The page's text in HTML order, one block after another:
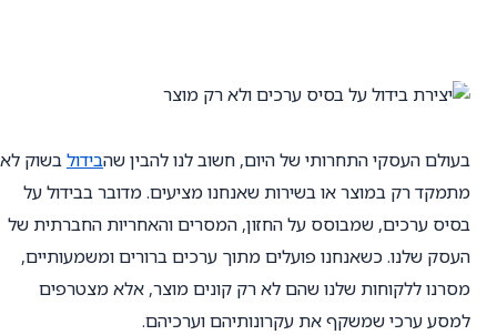
בעולם העסקי התחרותי של היום, חשוב לנו להבין שהבידולבשוק לא
מתמקד רק במוצר או בשירות שאנחנו מציעים. מדובר בבידול על
בסיס ערכים, שמבוסס על החזון, המסרים והאחריות החברתית של
העסק שלנו. כשאנחנו פועלים מתוך ערכים ברורים ומשמעותיים,
מסרנו ללקוחות שלנו שהם לא רק קונים מוצר, אלא מצטרפים
למסע ערכי שמשקף את עקרונותיהם וערכיהם.